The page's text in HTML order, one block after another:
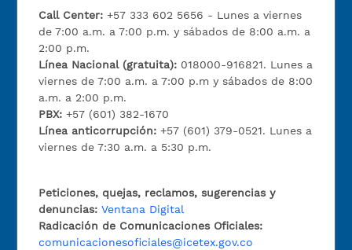
Call Center:+57 333 602 5656 - Lunes a viernes
de 7:00 a.m. a 7:00 p.m. y sábados de 8:00 a.m. a
2:00 p.m.
Línea Nacional (gratuita): 018000-916821. Lunes a
viernes de 7:00 a.m. a 7:00 p.m y sábados de 8:00
a.m. a 2:00 p.m.
PBX:+57 (601) 382-1670
Línea anticorrupción:+57 (601) 379-0521. Lunes a
viernes de 7:30 a.m. a 5:30 p.m.
Peticiones, quejas, reclamos, sugerencias y
denuncias: Ventana Digital
Radicación de Comunicaciones Oficiales:
comunicacionesoficiales@icetex.gov.co